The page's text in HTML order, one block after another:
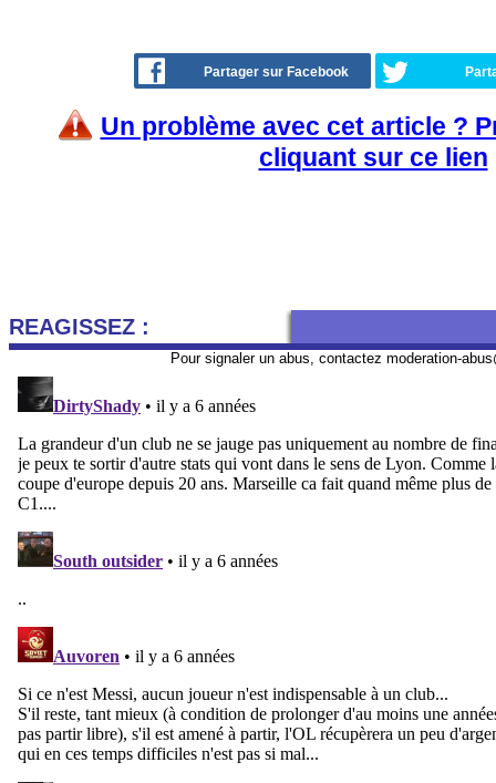
Partager sur Facebook
Un problème avec cet article ?
cliquant sur ce lien
REAGISSEZ :
Pour signaler un abus, contactez moderation-